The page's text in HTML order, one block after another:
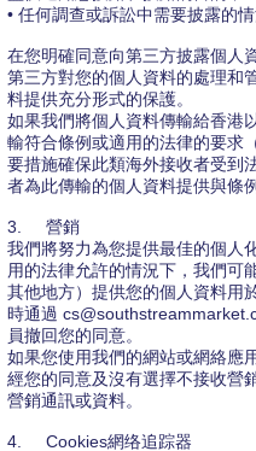
• 任何調查或訴訟中需要披露的情
在您明確同意向第三方披露個人
第三方對您的個人資料的處理和
料提供充分形式的保護。
如果我們將個人資料傳輸給香港
輸符合條例或適用的法律的要求
要措施確保此類海外接收者受到
者為此傳輸的個人資料提供與條
3.
營銷
我們將努力為您提供最佳的個人
用的法律允許的情況下，我們可
其他地方）提供您的個人資料用
時通過
員撤回您的同意。
如果您使用我們的網站或網絡應
經您的同意及沒有選擇不接收營
營銷通訊或資料。
4.
Cookies網络追踪器